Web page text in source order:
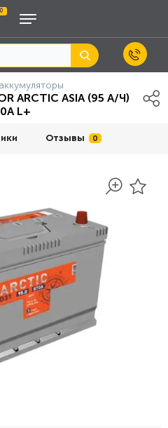
0
ARCTIC ASIA (95 A/Ч)
L+
Отзывы 0